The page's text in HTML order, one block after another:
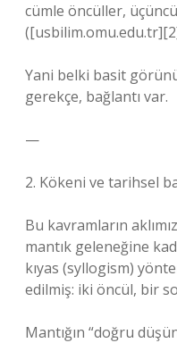
cümle öncüller,
Yani belki basit
gerekçe, bağlantı var.
—
2. Kökeni ve tarihsel
Bu kavramların
mantık geleneğine
kıyas (syllogism)
edilmiş: iki öncül, bir
Mantığın “doğru